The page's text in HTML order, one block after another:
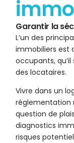
Garantir la
L’un des
immobiliers est
occupants,
des locataires.
Vivre dans un
réglementation
question de
diagnostics
risques